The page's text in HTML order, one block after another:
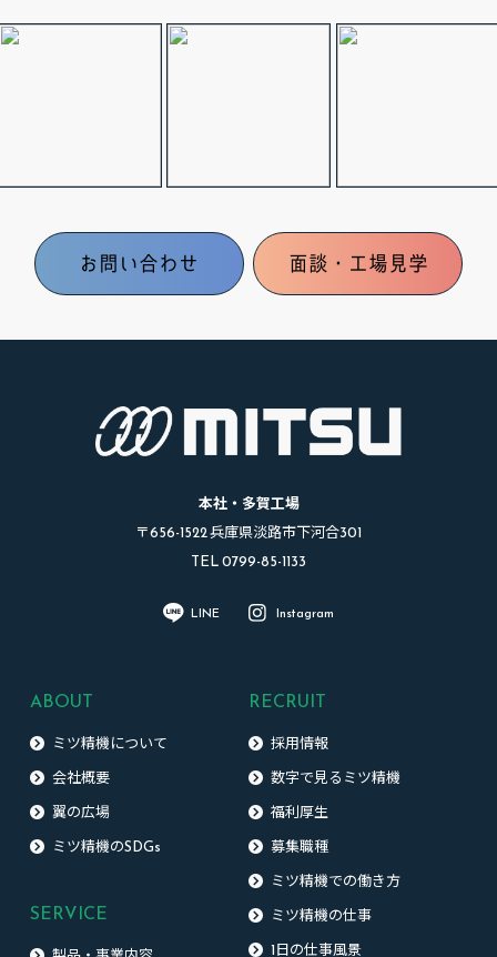
お問い合わせ 面談・工場見学
本社・多賀工場
〒656-1522 兵庫県淡路市下河合301
TEL 0799-85-1133
LINE Instagram
ABOUT
ミツ精機について
会社概要
翼の広場
ミツ精機のSDGs
SERVICE
RECRUIT
採用情報
数字で見るミツ精機
福利厚生
募集職種
ミツ精機での働き方
ミツ精機の仕事
1日の仕事風景